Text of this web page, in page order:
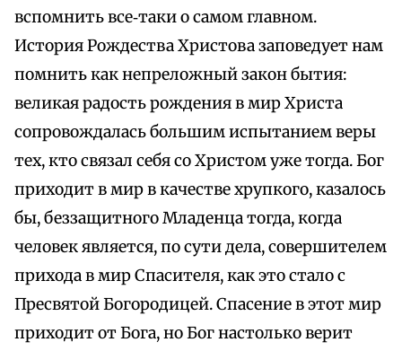
вспомнить все‑таки о самом главном.
История Рождества Христова заповедует нам
помнить как непреложный закон бытия:
великая радость рождения в мир Христа
сопровождалась большим испытанием веры
тех, кто связал себя со Христом уже тогда. Бог
приходит в мир в качестве хрупкого, казалось
бы, беззащитного Младенца тогда, когда
человек является, по сути дела, совершителем
прихода в мир Спасителя, как это стало с
Пресвятой Богородицей. Спасение в этот мир
приходит от Бога, но Бог настолько верит